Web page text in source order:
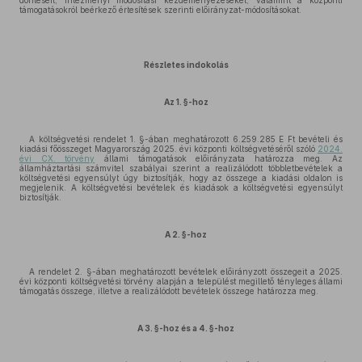
támogatásokról beérkező értesítések szerinti előirányzat-módosításokat.
Részletes indokolás
Az 1. §-hoz
A költségvetési rendelet 1. §-ában meghatározott 6.259.285 E Ft bevételi és
kiadási főösszeget Magyarország 2025. évi központi költségvetéséről szóló 2024.
évi CX. törvény
állami támogatások előirányzata határozza meg. Az
államháztartási számvitel szabályai szerint a realizálódott többletbevételek a
költségvetési egyensúlyt úgy biztosítják, hogy az összege a kiadási oldalon is
megjelenik. A költségvetési bevételek és kiadások a költségvetési egyensúlyt
biztosítják.
A 2. §-hoz
A rendelet 2. §-ában meghatározott bevételek előirányzott összegeit a 2025.
évi központi költségvetési törvény alapján a települést megillető tényleges állami
támogatás összege, illetve a realizálódott bevételek összege határozza meg.
A 3. §-hoz és a 4. §-hoz